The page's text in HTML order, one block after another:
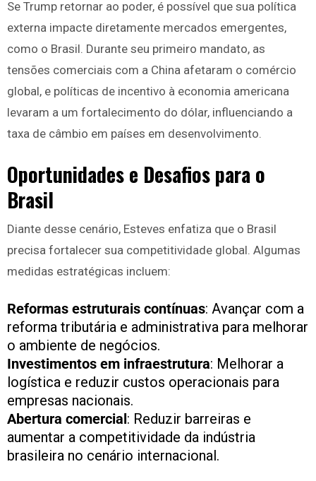
Se Trump retornar ao poder, é possível que sua política
externa impacte diretamente mercados emergentes,
como o Brasil. Durante seu primeiro mandato, as
tensões comerciais com a China afetaram o comércio
global, e políticas de incentivo à economia americana
levaram a um fortalecimento do dólar, influenciando a
taxa de câmbio em países em desenvolvimento.
Oportunidades e Desafios para o
Brasil
Diante desse cenário, Esteves enfatiza que o Brasil
precisa fortalecer sua competitividade global. Algumas
medidas estratégicas incluem:
Reformas estruturais contínuas: Avançar com a
reforma tributária e administrativa para melhorar
o ambiente de negócios.
Investimentos em infraestrutura: Melhorar a
logística e reduzir custos operacionais para
empresas nacionais.
Abertura comercial: Reduzir barreiras e
aumentar a competitividade da indústria
brasileira no cenário internacional.